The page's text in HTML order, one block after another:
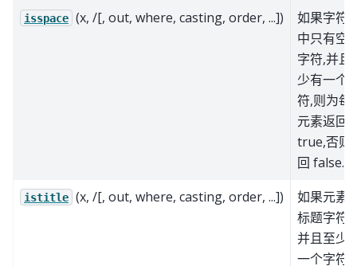
isspace (x, /[, out, where, casting, order, ...])
如果字符
中只有空
字符,并且
少有一个
符,则为每
元素返回
true,否则
回 false.
istitle (x, /[, out, where, casting, order, ...])
如果元素
标题字符
并且至少
一个字符,